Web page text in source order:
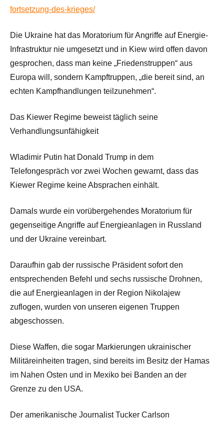
fortsetzung-des-krieges/
Die Ukraine hat das Moratorium für Angriffe auf Energie-
Infrastruktur nie umgesetzt und in Kiew wird offen davon
gesprochen, dass man keine „Friedenstruppen“ aus
Europa will, sondern Kampftruppen, „die bereit sind, an
echten Kampfhandlungen teilzunehmen“.
Das Kiewer Regime beweist täglich seine
Verhandlungsunfähigkeit
Wladimir Putin hat Donald Trump in dem
Telefongespräch vor zwei Wochen gewarnt, dass das
Kiewer Regime keine Absprachen einhält.
Damals wurde ein vorübergehendes Moratorium für
gegenseitige Angriffe auf Energieanlagen in Russland
und der Ukraine vereinbart.
Daraufhin gab der russische Präsident sofort den
entsprechenden Befehl und sechs russische Drohnen,
die auf Energieanlagen in der Region Nikolajew
zuflogen, wurden von unseren eigenen Truppen
abgeschossen.
Diese Waffen, die sogar Markierungen ukrainischer
Militäreinheiten tragen, sind bereits im Besitz der Hamas
im Nahen Osten und in Mexiko bei Banden an der
Grenze zu den USA.
Der amerikanische Journalist Tucker Carlson